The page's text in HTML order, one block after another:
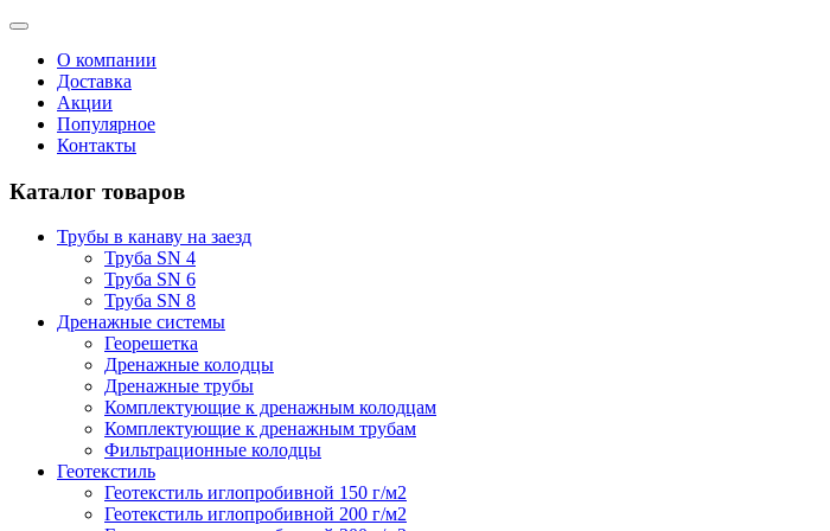
О компании
Доставка
Акции
Популярное
Контакты
Каталог товаров
Трубы в канаву на заезд
Труба SN 4
Труба SN 6
Труба SN 8
Дренажные системы
Георешетка
Дренажные колодцы
Дренажные трубы
Комплектующие к дренажным колодцам
Комплектующие к дренажным трубам
Фильтрационные колодцы
Геотекстиль
Геотекстиль иглопробивной 150 г/м2
Геотекстиль иглопробивной 200 г/м2